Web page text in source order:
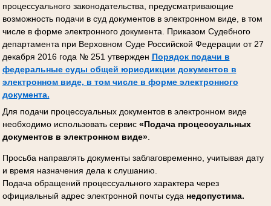
процессуального законодательства, предусматривающие
возможность подачи в суд документов в электронном виде, в том
числе в форме электронного документа. Приказом Судебного
департамента при Верховном Суде Российской Федерации от 27
декабря 2016 года № 251 утвержден Порядок подачи в
федеральные суды общей юрисдикции документов в
электронном виде, в том числе в форме электронного
документа.
Для подачи процессуальных документов в электронном виде
необходимо использовать сервис «Подача процессуальных
документов в электронном виде».
Просьба направлять документы заблаговременно, учитывая дату
и время назначения дела к слушанию.
Подача обращений процессуального характера через
официальный адрес электронной почты суда недопустима.